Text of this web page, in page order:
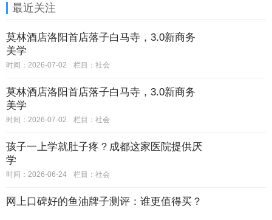
最近关注
莫林酒店洛阳首店落子白马寺，3.0新商务
美学
时间：2026-07-02 栏目： 社会
莫林酒店洛阳首店落子白马寺，3.0新商务
美学
时间：2026-07-02 栏目： 社会
孩子一上学就肚子疼？成都这家医院提供厌
学
时间：2026-06-24 栏目： 社会
网上口碑好的鱼油牌子测评：谁更值得买？